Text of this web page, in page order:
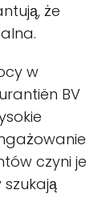
że
w
BV
czyni je